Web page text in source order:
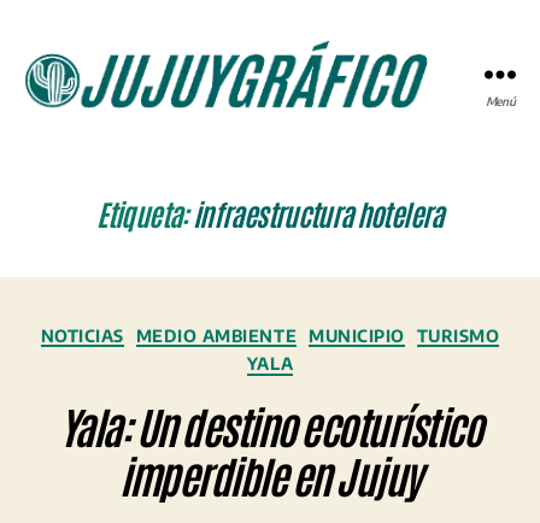
Menú
Etiqueta:infraestructura hotelera
Categorías
NOTICIAS MEDIO AMBIENTE MUNICIPIO
TURISMO
YALA
Yala: Un destino ecoturístico
imperdible en Jujuy